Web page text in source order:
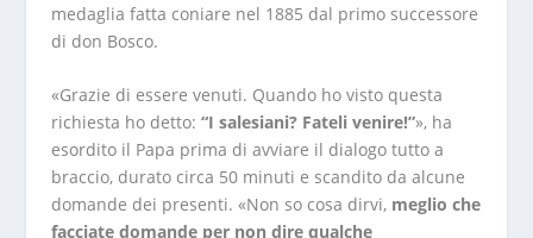
medaglia fatta coniare nel 1885 dal primo successore
di don Bosco.
«Grazie di essere venuti. Quando ho visto questa
richiesta ho detto: “I salesiani? Fateli venire!”», ha
esordito il Papa prima di avviare il dialogo tutto a
braccio, durato circa 50 minuti e scandito da alcune
domande dei presenti. «Non so cosa dirvi, meglio che
facciate domande per non dire qualche